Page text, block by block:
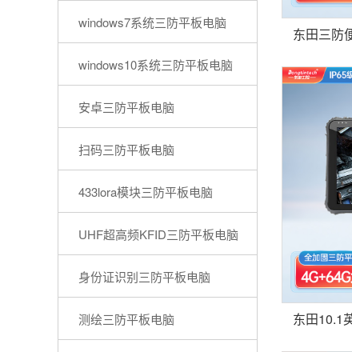
windows7系统三防平板电脑
windows10系统三防平板电脑
安卓三防平板电脑
扫码三防平板电脑
433lora模块三防平板电脑
UHF超高频KFID三防平板电脑
身份证识别三防平板电脑
测绘三防平板电脑